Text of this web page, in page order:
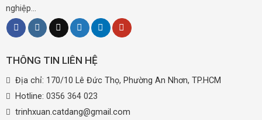
nghiệp...
THÔNG TIN LIÊN HỆ
Địa chỉ: 170/10 Lê Đức Thọ, Phường An Nhơn, TP.HCM
Hotline: 0356 364 023
trinhxuan.catdang@gmail.com